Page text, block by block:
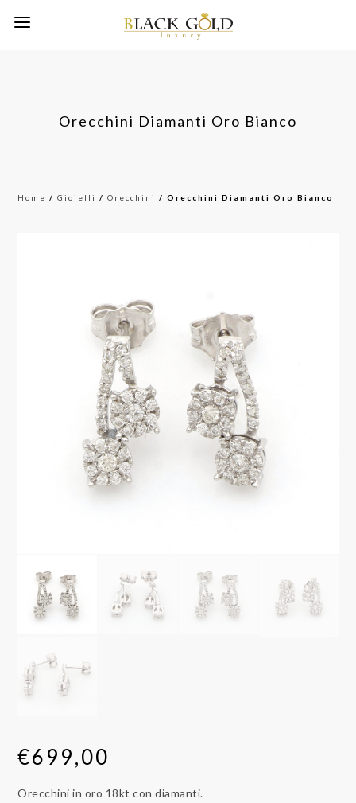
Orecchini Diamanti Oro Bianco
Home /Gioielli /Orecchini / Orecchini Diamanti Oro Bianco
€699,00
Orecchini in oro 18kt con diamanti.